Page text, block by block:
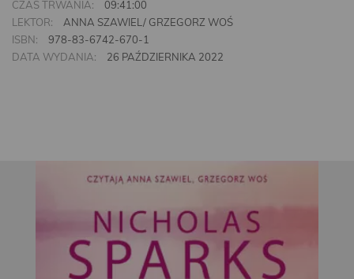
CZAS TRWANIA:
09:41:00
LEKTOR:
ANNA SZAWIEL/ GRZEGORZ WOŚ
ISBN:
978-83-6742-670-1
DATA WYDANIA:
26 PAŹDZIERNIKA 2022